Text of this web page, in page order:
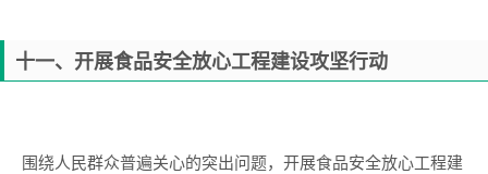
十一、开展食品安全放心工程建设攻坚行动
围绕人民群众普遍关心的突出问题，开展食品安全放心工程建